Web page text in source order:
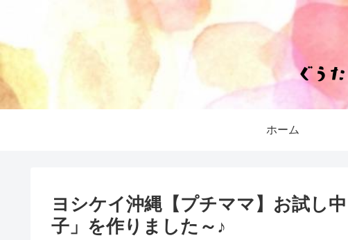
ホーム
ヨシケイ沖縄【プチママ】お試し
子」を作りました～♪